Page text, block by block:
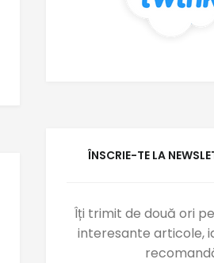
ÎNSCRIE-TE LA
Îți trimit de două ori
interesante articole,